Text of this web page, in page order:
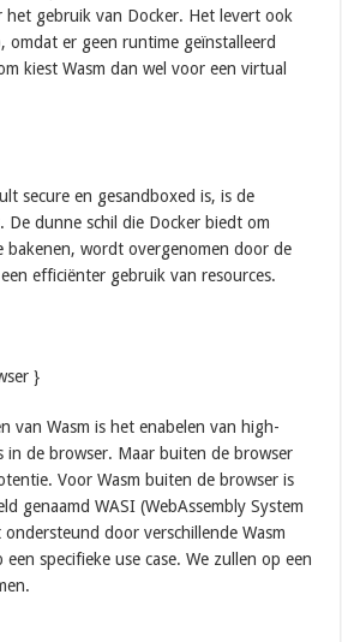
het gebruik van Docker. Het levert ook
omdat er geen runtime geïnstalleerd
kiest Wasm dan wel voor een virtual
secure en gesandboxed is, is de
De dunne schil die Docker biedt om
bakenen, wordt overgenomen door de
efficiënter gebruik van resources.
}
van Wasm is het enabelen van high-
in de browser. Maar buiten de browser
Voor Wasm buiten de browser is
genaamd WASI (WebAssembly System
door verschillende Wasm
specifieke use case. We zullen op een